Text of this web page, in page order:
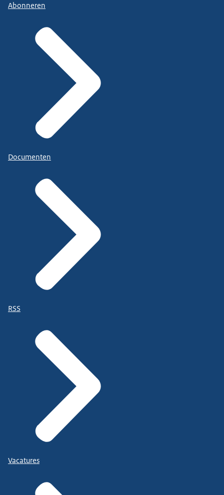
Abonneren
Documenten
RSS
Vacatures